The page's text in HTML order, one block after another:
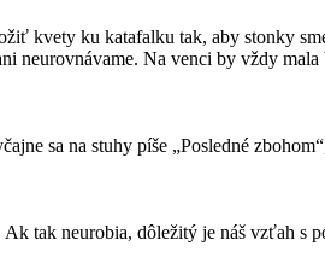
kvety ku katafalku tak, aby stonky
Na venci by vždy
sa na stuhy píše „Posledné
tak neurobia, dôležitý je náš vzťah s